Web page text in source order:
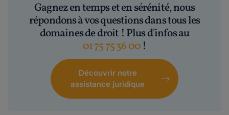
Gagnez en temps et en sérénité, nous
répondons à vos questions dans tous les
domaines de droit ! Plus d'infos au
01 75 75 36 00 !
Découvrir notre
assistance juridique